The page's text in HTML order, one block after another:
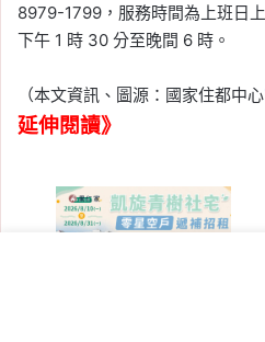
8979-1799，服務時間為上班日
下午 1 時 30 分至晚間 6 時。
（本文資訊、圖源：國家住都中心
延伸閱讀》